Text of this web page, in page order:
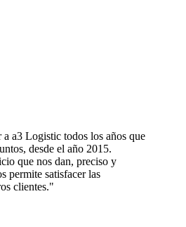
a a3 Logistic todos los años que
desde el año 2015.
que nos dan, preciso y
permite satisfacer las
clientes."